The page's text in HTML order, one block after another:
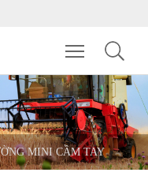
Toggle
MINI CẦM TAY